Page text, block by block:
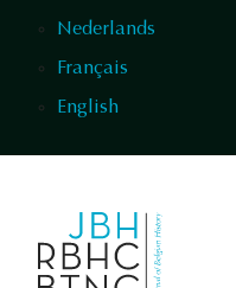
Nederlands
Français
English